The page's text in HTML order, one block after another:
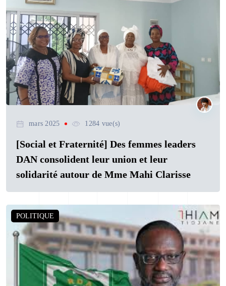
mars 2025 1284 vue(s)
[Social et Fraternité] Des femmes leaders
DAN consolident leur union et leur
solidarité autour de Mme Mahi Clarisse
POLITIQUE